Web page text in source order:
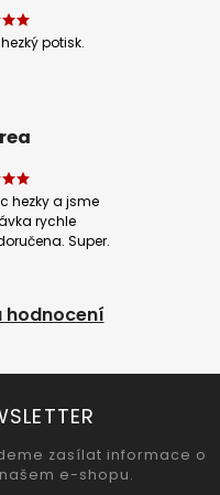
potisk.
hezky a jsme
rychle
Super.
hodnocení
zasílat informace o
e-shopu.